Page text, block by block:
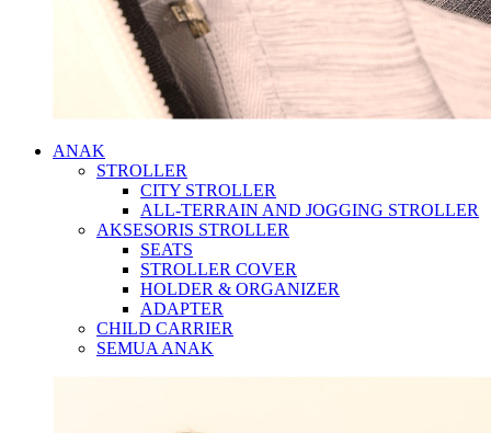
ANAK
STROLLER
CITY STROLLER
ALL-TERRAIN AND JOGGING STROLLER
AKSESORIS STROLLER
SEATS
STROLLER COVER
HOLDER & ORGANIZER
ADAPTER
CHILD CARRIER
SEMUA ANAK